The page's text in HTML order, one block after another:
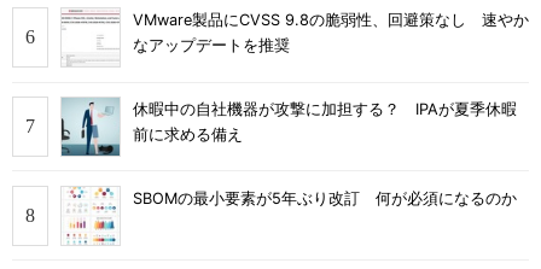
VMware製品にCVSS 9.8の脆弱性、回避策なし 速やか
なアップデートを推奨
休暇中の自社機器が攻撃に加担する？ IPAが夏季休暇
前に求める備え
SBOMの最小要素が5年ぶり改訂 何が必須になるのか